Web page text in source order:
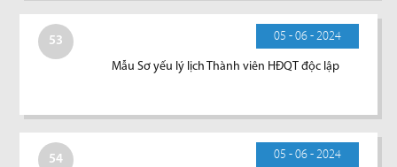
53 05 - 06 - 2024
Mẫu Sơ yếu lý lịch Thành viên HĐQT độc lập
54 05 - 06 - 2024